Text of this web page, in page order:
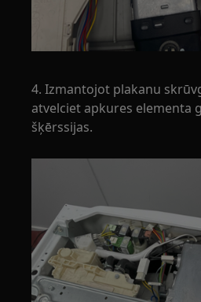
4. Izmantojot plakanu
atvelciet apkures elementa
šķērssijas.